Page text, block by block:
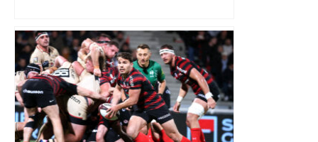
Augustins